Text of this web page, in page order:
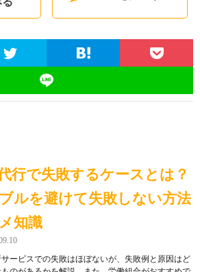
行で失敗するケースとは？
ルを避けて失敗しない方法
知識
ービスでの失敗はほぼないが、失敗例と原因はど